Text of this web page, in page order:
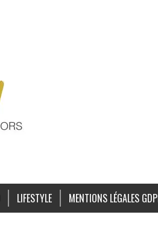
LIFESTYLE MENTIONS LÉGALES